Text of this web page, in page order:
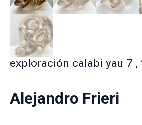
exploración calabi yau 7 ,
Alejandro Frieri